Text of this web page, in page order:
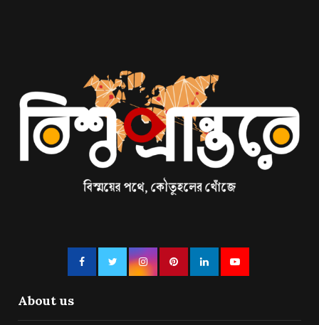
About us